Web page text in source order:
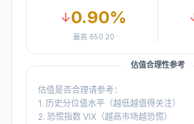
↓0.90%
最高 650.20
估值合理性参考
估值是否合理请参考：
1. 历史分位值水平（越低越值得关注）
2. 恐慌指数 VIX（越高市场越恐慌）